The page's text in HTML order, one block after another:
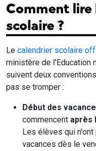
Comment lire
scolaire ?
Le calendrier scolaire
ministère de l'Education
suivent deux
pas se tromper :
Début des
commencent après
Les élèves qui
vacances dès le